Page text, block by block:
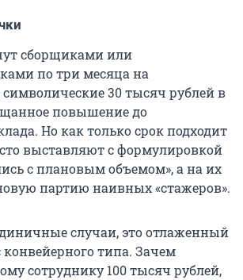
сборщиками или
по три месяца на
символические 30 тысяч рублей в
повышение до
Но как только срок подходит
выставляют с формулировкой
с плановым объемом», а на их
партию наивных «стажеров».
случаи, это отлаженный
конвейерного типа. Зачем
сотруднику 100 тысяч рублей,